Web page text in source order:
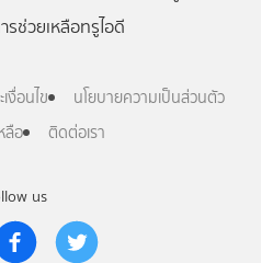
us
รช่วยเหลือทรูไอดี
งื่อนไข
นโยบายความเป็นส่วนตัว
ลือ
ติดต่อเรา